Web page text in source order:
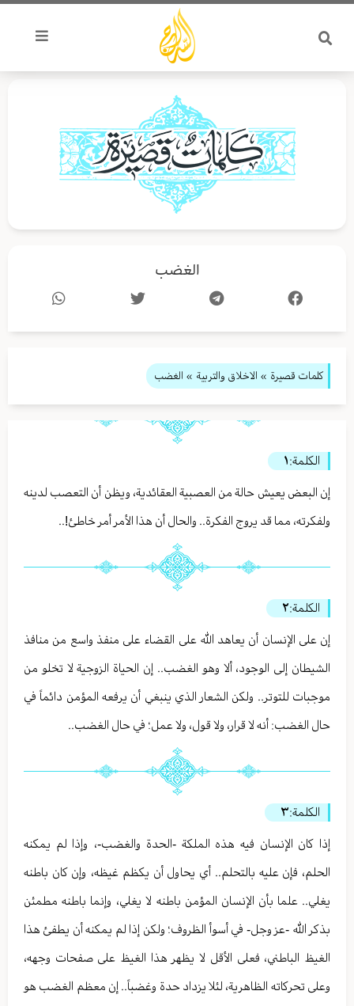
تخطي
المحتوى
الغضب
كلمات قصيرة » الاخلاق والتربية » الغضب
الكلمة:١
إن البعض يعيش حالة من العصبية العقائدية، ويظن أن التعصب لدينه
ولفكرته، مما قد يروج الفكرة.. والحال أن هذا الأمر أمر خاطئ!..
الكلمة:٢
إن على الإنسان أن يعاهد الله على القضاء على منفذ واسع من منافذ
الشيطان إلى الوجود، ألا وهو الغضب.. إن الحياة الزوجية لا تخلو من
موجبات للتوتر.. ولكن الشعار الذي ينبغي أن يرفعه المؤمن دائماً في
حال الغضب: أنه لا قرار، ولا قول، ولا عمل؛ في حال الغضب..
الكلمة:٣
إذا كان الإنسان فيه هذه الملكة -الحدة والغضب-، وإذا لم يمكنه
الحلم، فإن عليه بالتحلم.. أي يحاول أن يكظم غيظه، وإن كان باطنه
يغلي.. علما بأن الإنسان المؤمن باطنه لا يغلي، وإنما باطنه مطمئن
بذكر الله -عز وجل- في أسوأ الظروف؛ ولكن إذا لم يمكنه أن يطفئ هذا
الغيظ الباطني، فعلى الأقل لا يظهر هذا الغيظ على صفحات وجهه،
وعلى تحركاته الظاهرية، لئلا يزداد حدة وغضباً.. إن معظم الغضب هو